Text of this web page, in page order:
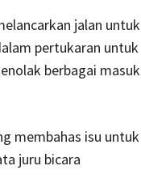
jalan untuk
pertukaran untuk
berbagai
membahas isu untuk
juru bicara